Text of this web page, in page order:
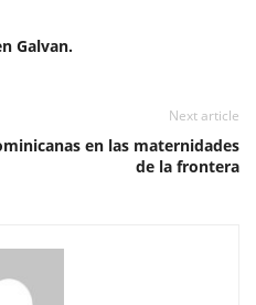
Galvan.
Next article
en las maternidades
de la frontera